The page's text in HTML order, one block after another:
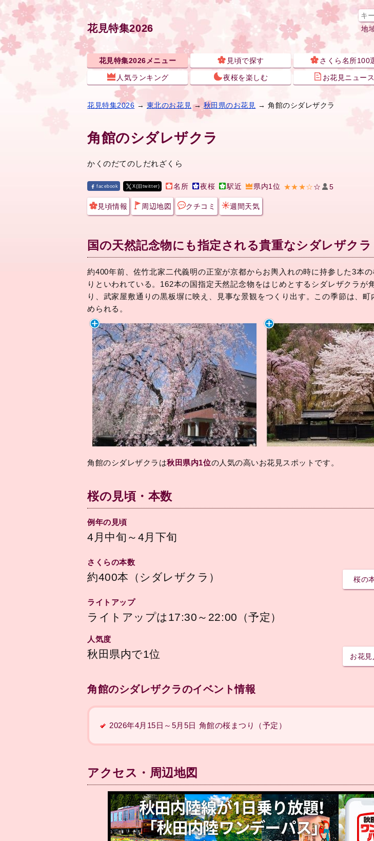
花見特集2026
地
花見特集2026メニュー 見頃で探す さくら名所100
人気ランキング 夜桜を楽しむ お花見ニュース
花見特集2026 → 東北のお花見 →秋田県のお花見 → 角館のシダレザクラ
角館のシダレザクラ
かくのだてのしだれざくら
facebook X(旧twitter) 名所 夜桜 駅近 県内1位 ★★★☆☆ 5
見頃情報 周辺地図 クチコミ 週間天気
国の天然記念物にも指定される貴重なシダレザクラ
約400年前、佐竹北家二代義明の正室が京都からお輿入れの時に持参した3本の
りといわれている。162本の国指定天然記念物をはじめとするシダレザクラが
り、武家屋敷通りの黒板塀に映え、見事な景観をつくり出す。この季節は、町
められる。
角館のシダレザクラは秋田県内1位の人気の高いお花見スポットです。
桜の見頃・本数
例年の見頃
4月中旬～4月下旬
さくらの本数
約400本（シダレザクラ） 桜の
ライトアップ
ライトアップは17:30～22:00（予定）
人気度
秋田県内で1位 お花
角館のシダレザクラのイベント情報
2026年4月15日～5月5日 角館の桜まつり（予定）
アクセス・周辺地図